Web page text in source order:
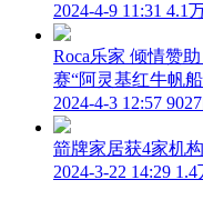
2024-4-9 11:31 4.1
Roca乐家 倾情赞
赛“阿灵基红牛帆
2024-4-3 12:57
箭牌家居获4家机
2024-3-22 14:29